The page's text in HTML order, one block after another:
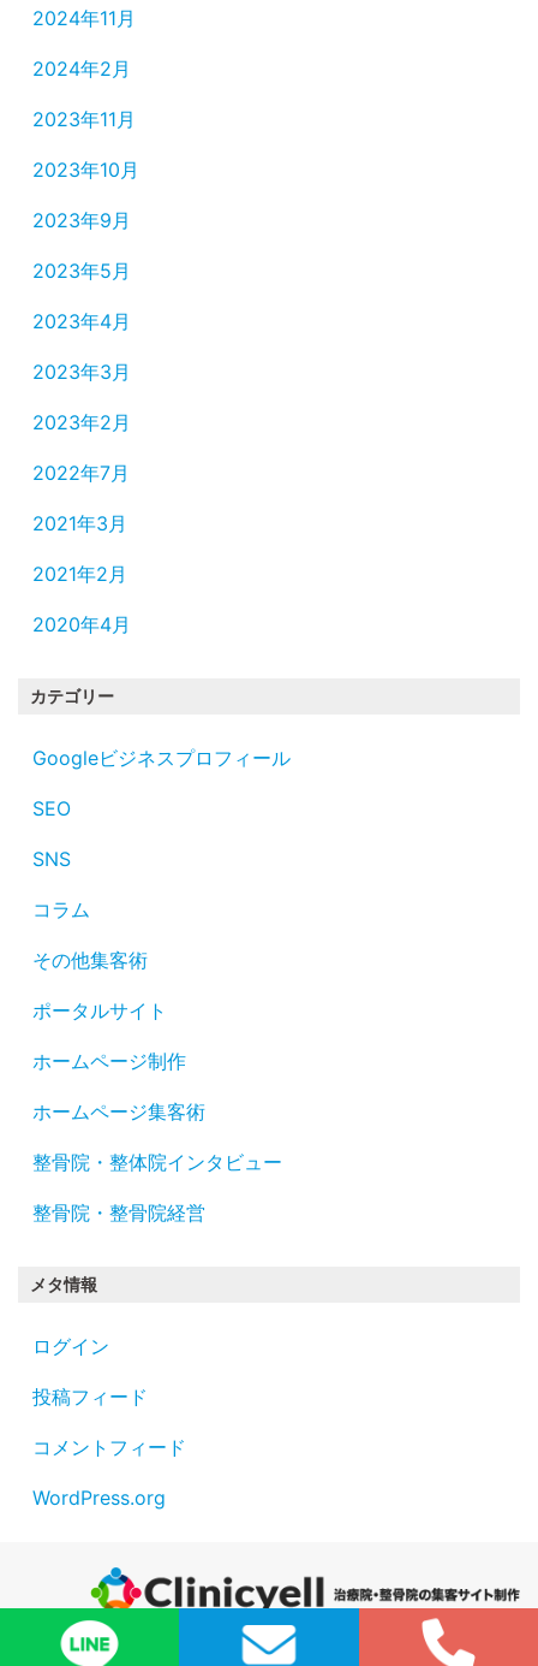
2024年11月
2024年2月
2023年11月
2023年10月
2023年9月
2023年5月
2023年4月
2023年3月
2023年2月
2022年7月
2021年3月
2021年2月
2020年4月
カテゴリー
Googleビジネスプロフィール
SEO
SNS
コラム
その他集客術
ポータルサイト
ホームページ制作
ホームページ集客術
整骨院・整体院インタビュー
整骨院・整骨院経営
メタ情報
ログイン
投稿フィード
コメントフィード
WordPress.org